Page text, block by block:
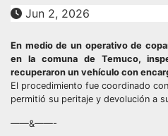
Jun 2, 2026
En medio de un operativo de
en la comuna de Temuco,
recuperaron un vehículo con
El procedimiento fue coordinado
permitió su peritaje y devolución a
——&——-